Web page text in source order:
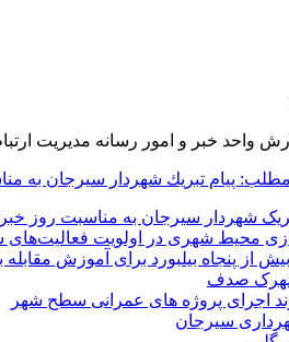
واحد خبر و امور رسانه مديريت
مطلب: پيام تبريك شهردار سيرجان به
شهردار سيرجان به مناسبت روز
محیط شهری در اولویت فعالیت‌های
از پنجاه بیلبورد برای آموزش مقابله
شهرک صدف
اجرای پروژه های عمرانی سطح شهر
سيرجان